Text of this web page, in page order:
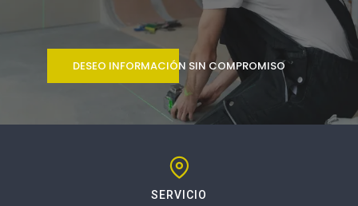
DESEO INFORMACIÓN SIN COMPROMISO
SERVICIO